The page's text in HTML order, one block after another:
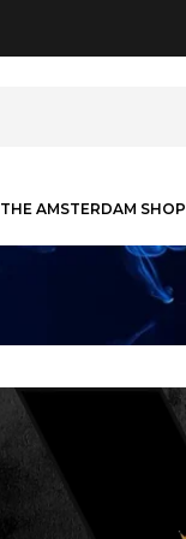
THE AMSTERDAM SHOP